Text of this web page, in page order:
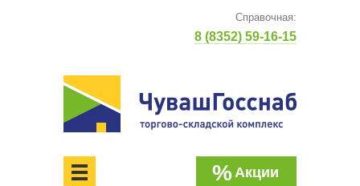
Справочная:
8 (8352) 59-16-15
%Акции